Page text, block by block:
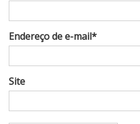
Endereço de e-mail*
Site